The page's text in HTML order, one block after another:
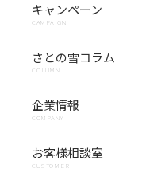
キャンペーン
CAMPAIGN
さとの雪コラム
COLUMN
企業情報
COMPANY
お客様相談室
CUSTOMER